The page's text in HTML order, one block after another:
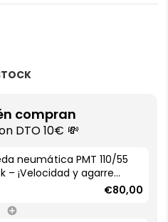
compran
DTO 10€ 💸
neumática PMT 110/55
– ¡Velocidad y agarre
tu patinete eléctrico!€80,00